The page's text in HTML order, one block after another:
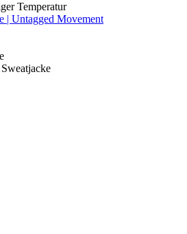
Temperatur
| Untagged Movement